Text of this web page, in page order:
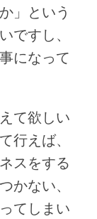
」という
ですし、
になって
て欲しい
行えば、
スをする
かない、
てしまい